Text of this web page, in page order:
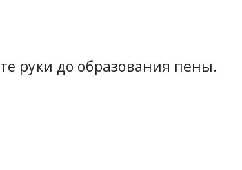
руки до образования пены.